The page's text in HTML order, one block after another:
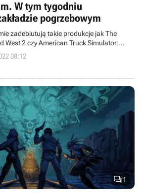
W tym tygodniu
pogrzebowym
zadebiutują takie produkcje jak The
Simulator:
08:12
1